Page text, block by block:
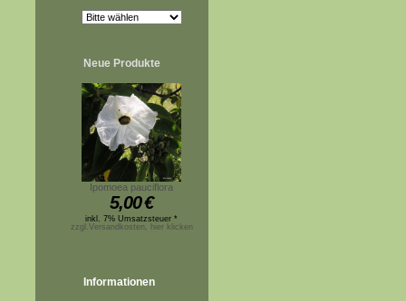
Neue Produkte
Ipomoea pauciflora
5,00€
inkl. 7% Umsatzsteuer *
zzgl.Versandkosten, hier klicken
Informationen